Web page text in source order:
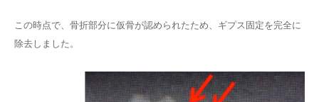
この時点で、骨折部分に仮骨が認められたため、ギプス固定を完全に
除去しました。